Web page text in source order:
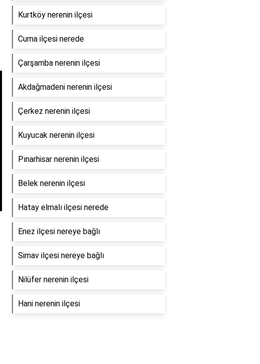
Kurtköy nerenin ilçesi
Cuma ilçesi nerede
Çarşamba nerenin ilçesi
Akdağmadeni nerenin ilçesi
Çerkez nerenin ilçesi
Kuyucak nerenin ilçesi
Pınarhisar nerenin ilçesi
Belek nerenin ilçesi
Hatay elmalı ilçesi nerede
Enez ilçesi nereye bağlı
Simav ilçesi nereye bağlı
Nilüfer nerenin ilçesi
Hani nerenin ilçesi